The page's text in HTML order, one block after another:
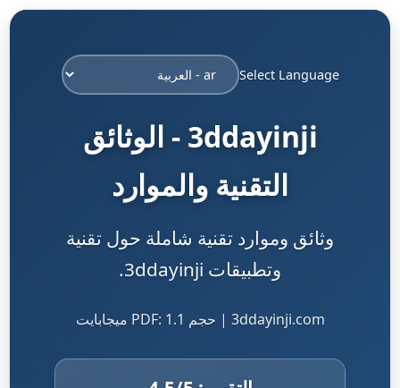
Select Language
3ddayinji - الوثائق
التقنية والموارد
وثائق وموارد تقنية شاملة حول تقنية
وتطبيقات 3ddayinji.
3ddayinji.com | حجم PDF: 1.1 ميجابايت